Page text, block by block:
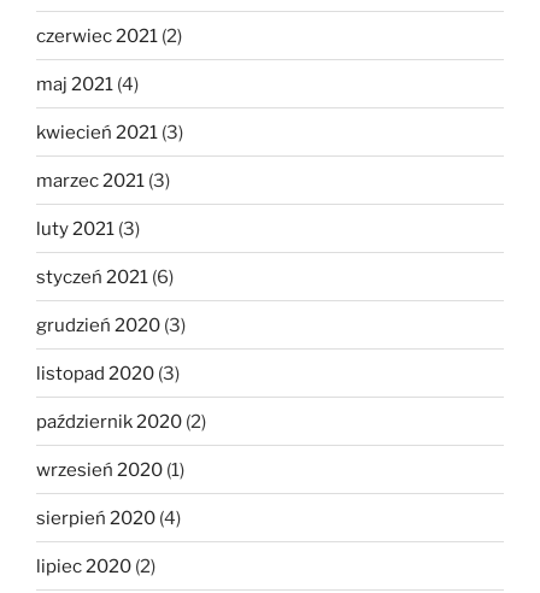
czerwiec 2021 (2)
maj 2021 (4)
kwiecień 2021 (3)
marzec 2021 (3)
luty 2021 (3)
styczeń 2021 (6)
grudzień 2020 (3)
listopad 2020 (3)
październik 2020 (2)
wrzesień 2020 (1)
sierpień 2020 (4)
lipiec 2020 (2)